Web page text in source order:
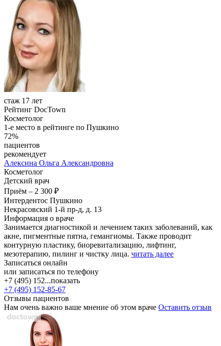
стаж 17 лет
Рейтинг DocTown
Косметолог
1-е место в рейтинге по Пушкино
72%
пациентов
рекомендует
Алексина Ольга Александровна
Косметолог
Детский врач
Приём – 2 300 ₽
Интердентос Пушкино
Некрасовский 1-й пр-д, д. 13
Информация о враче
Занимается диагностикой и лечением таких заболеваний, как
акне, пигментные пятна, гемангиомы. Также проводит
контурную пластику, биоревитализацию, лифтинг,
мезотерапию, пилинг и чистку лица. читать далее
Записаться онлайн
или записаться по телефону
+7 (495) 152...показать
+7 (495) 152-85-67
Отзывы пациентов
Нам очень важно ваше мнение об этом враче Оставить отзыв